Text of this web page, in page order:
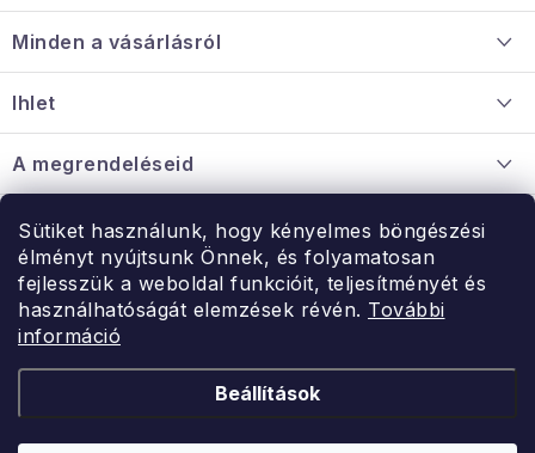
Sütiket használunk, hogy kényelmes böngészési
élményt nyújtsunk Önnek, és folyamatosan
fejlesszük a weboldal funkcióit, teljesítményét és
használhatóságát elemzések révén. További
információ
Beállítások
á
b
é
c
Minden a vásárlásról
Információ a mellékletről
Nagykereskedelmi együttműködés
Ihlet
A megrendeléseid
Érintkezés
Rendelésem
Érintkezés
Hé-Pé: 9:00-15:00
uzlet@modernvasarlas.hu
Kereskedelem feltételei